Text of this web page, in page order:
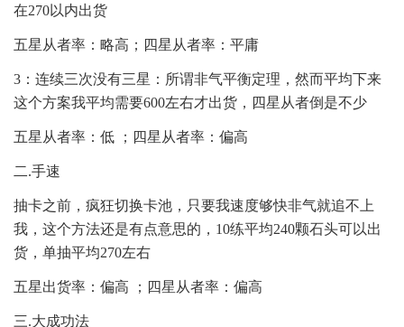
在270以内出货
五星从者率：略高；四星从者率：平庸
3：连续三次没有三星：所谓非气平衡定理，然而平均下来
这个方案我平均需要600左右才出货，四星从者倒是不少
五星从者率：低 ；四星从者率：偏高
二.手速
抽卡之前，疯狂切换卡池，只要我速度够快非气就追不上
我，这个方法还是有点意思的，10练平均240颗石头可以出
货，单抽平均270左右
五星出货率：偏高 ；四星从者率：偏高
三.大成功法